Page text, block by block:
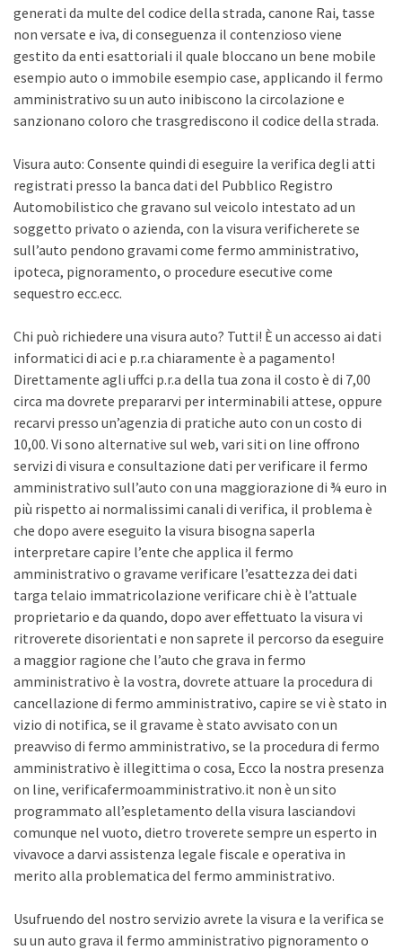
generati da multe del codice della strada, canone Rai, tasse
non versate e iva, di conseguenza il contenzioso viene
gestito da enti esattoriali il quale bloccano un bene mobile
esempio auto o immobile esempio case, applicando il fermo
amministrativo su un auto inibiscono la circolazione e
sanzionano coloro che trasgrediscono il codice della strada.
Visura auto: Consente quindi di eseguire la verifica degli atti
registrati presso la banca dati del Pubblico Registro
Automobilistico che gravano sul veicolo intestato ad un
soggetto privato o azienda, con la visura verificherete se
sull’auto pendono gravami come fermo amministrativo,
ipoteca, pignoramento, o procedure esecutive come
sequestro ecc.ecc.
Chi può richiedere una visura auto? Tutti! È un accesso ai dati
informatici di aci e p.r.a chiaramente è a pagamento!
Direttamente agli uffci p.r.a della tua zona il costo è di 7,00
circa ma dovrete prepararvi per interminabili attese, oppure
recarvi presso un’agenzia di pratiche auto con un costo di
10,00. Vi sono alternative sul web, vari siti on line offrono
servizi di visura e consultazione dati per verificare il fermo
amministrativo sull’auto con una maggiorazione di ¾ euro in
più rispetto ai normalissimi canali di verifica, il problema è
che dopo avere eseguito la visura bisogna saperla
interpretare capire l’ente che applica il fermo
amministrativo o gravame verificare l’esattezza dei dati
targa telaio immatricolazione verificare chi è è l’attuale
proprietario e da quando, dopo aver effettuato la visura vi
ritroverete disorientati e non saprete il percorso da eseguire
a maggior ragione che l’auto che grava in fermo
amministrativo è la vostra, dovrete attuare la procedura di
cancellazione di fermo amministrativo, capire se vi è stato in
vizio di notifica, se il gravame è stato avvisato con un
preavviso di fermo amministrativo, se la procedura di fermo
amministrativo è illegittima o cosa, Ecco la nostra presenza
on line, verificafermoamministrativo.it non è un sito
programmato all’espletamento della visura lasciandovi
comunque nel vuoto, dietro troverete sempre un esperto in
vivavoce a darvi assistenza legale fiscale e operativa in
merito alla problematica del fermo amministrativo.
Usufruendo del nostro servizio avrete la visura e la verifica se
su un auto grava il fermo amministrativo pignoramento o